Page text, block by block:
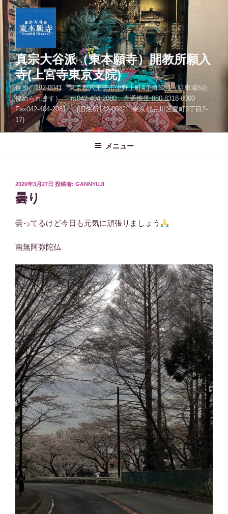
コ
ン
テ
ン
へ
ス
キ
ッ
プ
真宗大谷派（東本願寺）開教所願入
寺(上宮寺東京支院)
住所 192-0041 東京都八王子市中野上町4丁目32-1（駐車場5台
停められます） ℡042-404-2080 直通携帯 080-8318-6000
Fax042-404-2081 (旧住所142-0042 東京都品川区豊町3丁目2-
17)
メニュー
投
稿
日:
2020年3月27日 投稿者: GANNYUJI
曇り
曇ってるけど今日も元気に頑張りましょう
南無阿弥陀仏